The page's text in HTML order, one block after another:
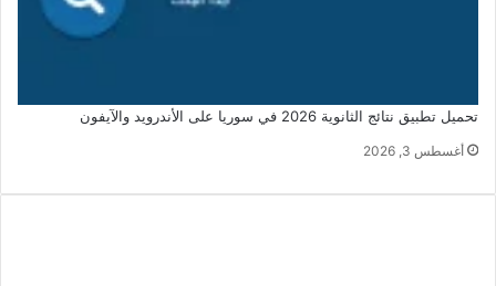
تحميل تطبيق نتائج الثانوية 2026 في سوريا على الأندرويد والآيفون
أغسطس 3, 2026